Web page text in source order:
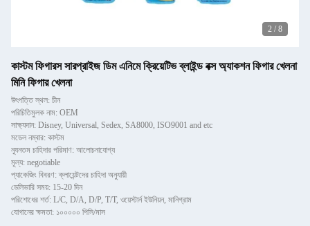
2 / 8
কাস্টম ফিগারস সারপ্রাইজ ডিম এনিমে ক্রিয়েটিভ ব্লাইন্ড বক্স অ্যাকশন ফিগার খেলনা
মিনি ফিগার খেলনা
উৎপত্তি স্থল: চীন
পরিচিতিমুলক নাম: OEM
সাক্ষ্যদান: Disney, Universal, Sedex, SA8000, ISO9001 and etc
মডেল নম্বার: কাস্টম
ন্যূনতম চাহিদার পরিমাণ: আলোচনাযোগ্য
মূল্য: negotiable
প্যাকেজিং বিবরণ: ক্লায়েন্টদের চাহিদা অনুযায়ী
ডেলিভারি সময়: 15-20 দিন
পরিশোধের শর্ত: L/C, D/A, D/P, T/T, ওয়েস্টার্ন ইউনিয়ন, মানিগ্রাম
যোগানের ক্ষমতা: ১০০০০০ পিসি/মাস